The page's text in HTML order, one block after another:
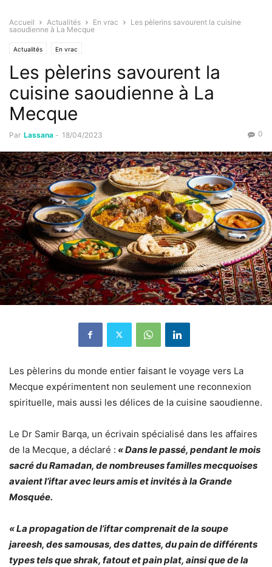
Accueil Actualités En vrac
Les pèlerins savourent la cuisine
saoudienne à La Mecque
Actualités En vrac
Les pèlerins savourent la
cuisine saoudienne à La
Mecque
Par Lassana - 18/04/2023 0
Les pèlerins du monde entier faisant le voyage vers La
Mecque expérimentent non seulement une reconnexion
spirituelle, mais aussi les délices de la cuisine saoudienne.
Le Dr Samir Barqa, un écrivain spécialisé dans les affaires
de la Mecque, a déclaré : « Dans le passé, pendant le mois
sacré du Ramadan, de nombreuses familles mecquoises
avaient l’iftar avec leurs amis et invités à la Grande
Mosquée.
« La propagation de l’iftar comprenait de la soupe
jareesh, des samousas, des dattes, du pain de différents
types tels que shrak, fatout et pain plat, ainsi que de la